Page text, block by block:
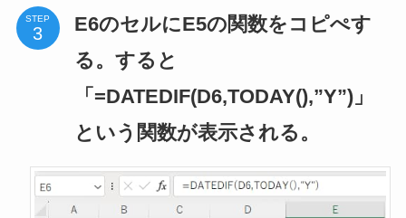
STEP
E6のセルにE5の関数をコピぺす
る。すると
「=DATEDIF(D6,TODAY(),”Y”)」
という関数が表示される。